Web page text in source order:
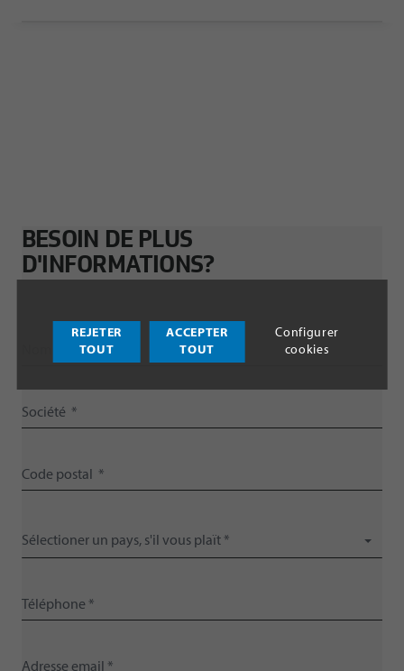
BESOIN DE PLUS
D'INFORMATIONS?
Sélectioner un pays, s'il vous plaït *
REJETER
TOUT
ACCEPTER
TOUT
Configurer
cookies